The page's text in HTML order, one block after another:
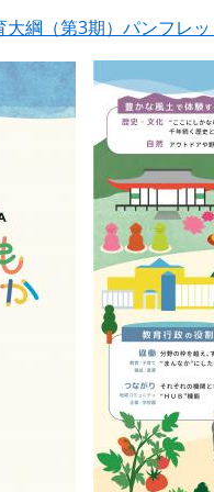
大綱（第3期）パンフレ